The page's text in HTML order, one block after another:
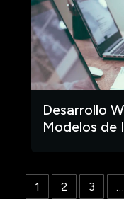
Desarrollo
Modelos de
1 2 3 …